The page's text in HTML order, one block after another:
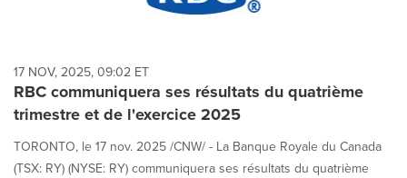
17 NOV, 2025, 09:02 ET
RBC communiquera ses résultats du quatrième
trimestre et de l'exercice 2025
TORONTO, le 17 nov. 2025 /CNW/ - La Banque Royale du Canada
(TSX: RY) (NYSE: RY) communiquera ses résultats du quatrième